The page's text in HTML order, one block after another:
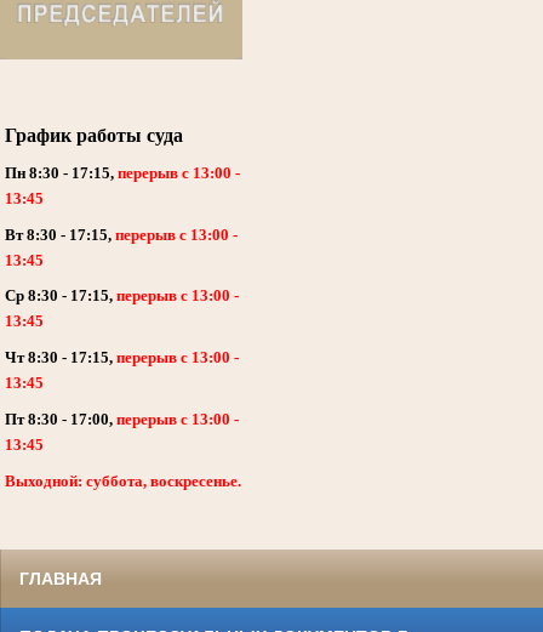
График работы суда
Пн 8:30 - 17:15,перерыв с 13:00 -
13:45
Вт 8:30 - 17:15,перерыв с 13:00 -
13:45
Ср 8:30 - 17:15,перерыв с 13:00 -
13:45
Чт 8:30 - 17:15,перерыв с 13:00 -
13:45
Пт 8:30 - 17:00, перерыв с 13:00 -
13:45
Выходной: суббота, воскресенье.
ГЛАВНАЯ